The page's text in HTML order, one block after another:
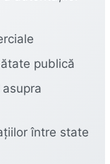
publică
între state